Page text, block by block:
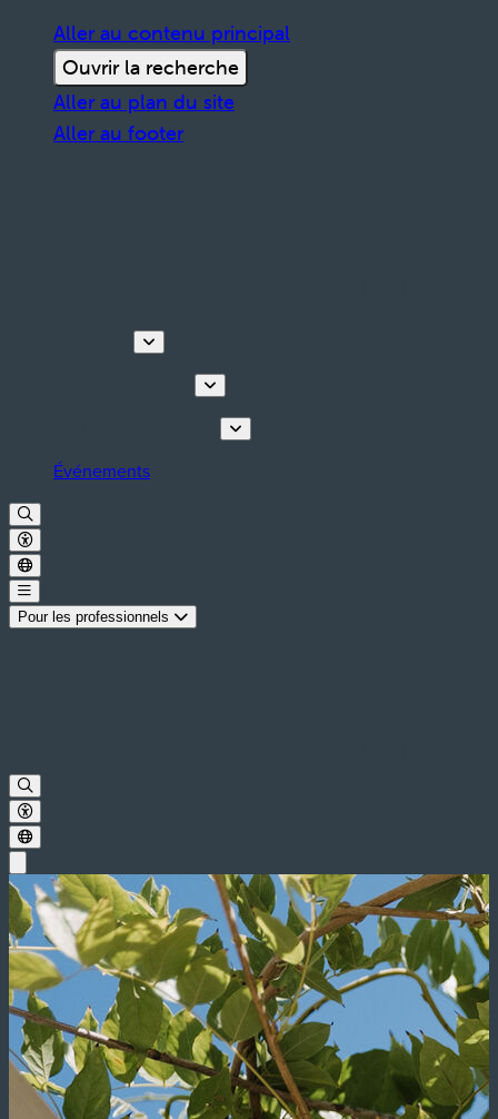
Aller au contenu principal
Ouvrir la recherche
Aller au plan du site
Aller au footer
Événements
Pour les professionnels